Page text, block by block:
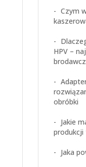
Czym
HPV –
obróbki
Jakie
produkcji
Jaka